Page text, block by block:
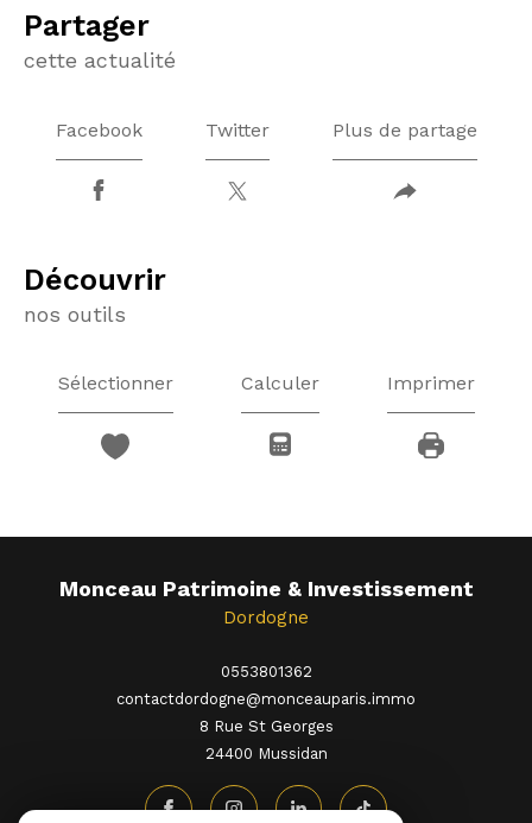
partager
cette actualité
Facebook Twitter Plus de partage
découvrir
nos outils
Sélectionner Calculer Imprimer
Monceau Patrimoine & Investissement
Dordogne
0553801362
contactdordogne@monceauparis.immo
8 Rue St Georges
24400
mussidan